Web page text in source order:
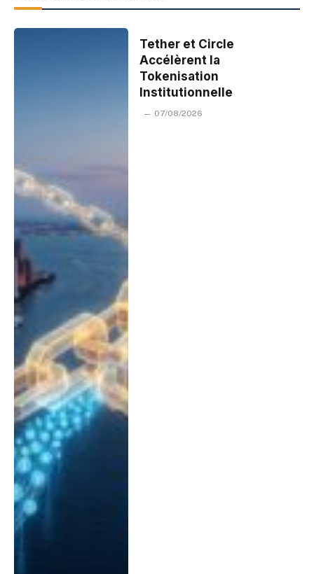
Tether et Circle
Accélèrent la
Tokenisation
Institutionnelle
07/08/2026